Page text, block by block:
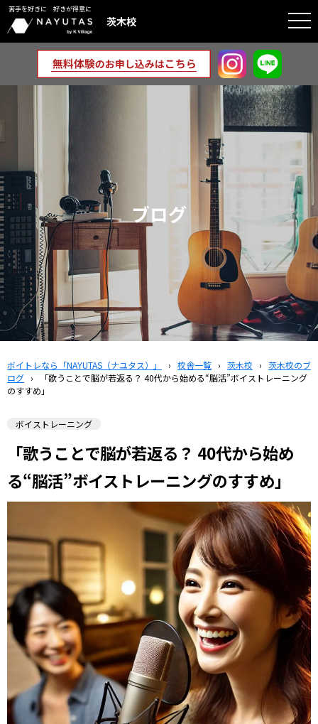
苦手を好きに 好きが得意に
茨木校
ブログ
ボイトレなら「NAYUTAS（ナユタス）」 › 校舎一覧 › 茨木校 › 茨木校のブ
ログ ›
「歌うことで脳が若返る？ 40代から始める“脳活”ボイストレーニング
のすすめ」
ボイストレーニング
「歌うことで脳が若返る？ 40代から始め
る“脳活”ボイストレーニングのすすめ」